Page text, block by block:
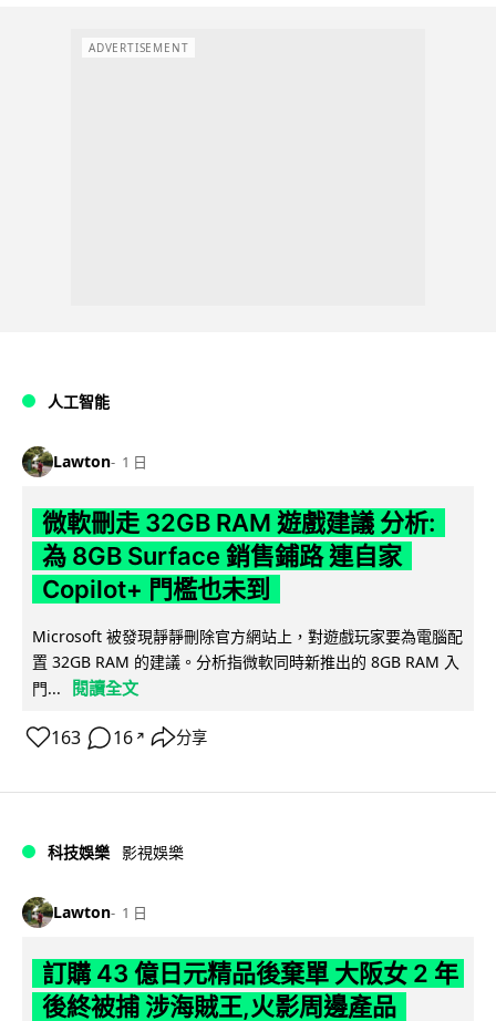
ADVERTISEMENT
人工智能
Lawton 1 日
微軟刪走 32GB RAM 遊戲建議 分析:
為 8GB Surface 銷售鋪路 連自家
Copilot+ 門檻也未到
Microsoft 被發現靜靜刪除官方網站上，對遊戲玩家要為電腦配
置 32GB RAM 的建議。分析指微軟同時新推出的 8GB RAM 入
門...
閱讀全文
163 16 ↗ 分享
科技娛樂 影視娛樂
Lawton 1 日
訂購 43 億日元精品後棄單 大阪女 2 年
後終被捕 涉海賊王,火影周邊產品